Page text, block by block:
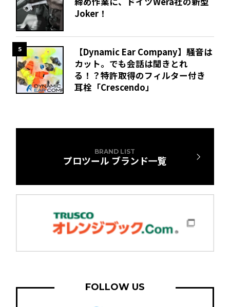
Joker！
5
【Dynamic Ear Company】騒音は
カット。でも会話は聞きとれ
る！？特許取得のフィルター付き
耳栓「Crescendo」
BRAND LIST
プロツール ブランド一覧
FOLLOW US